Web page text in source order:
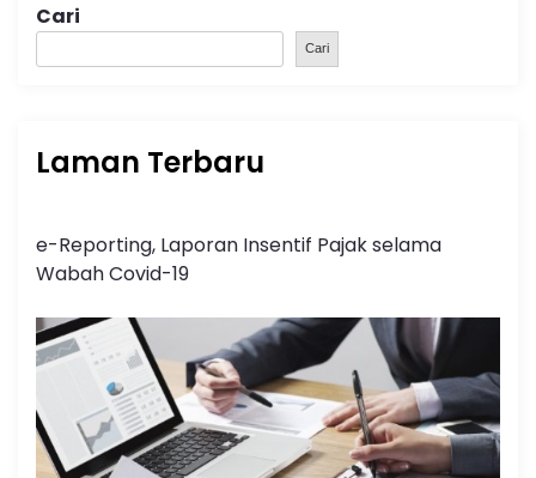
Cari
Cari
Laman Terbaru
e-Reporting, Laporan Insentif Pajak selama
Wabah Covid-19